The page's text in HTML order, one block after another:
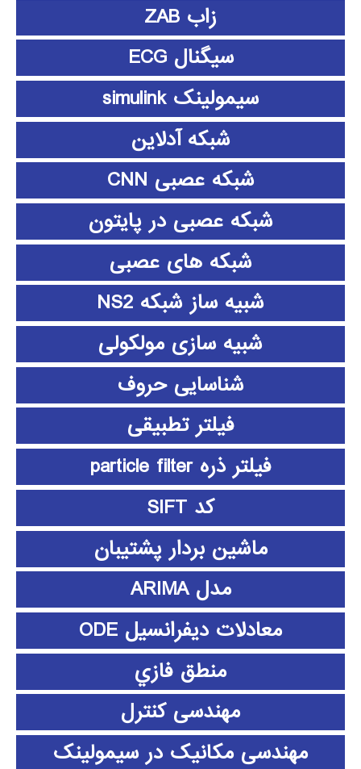
زاب ZAB
سیگنال ECG
سیمولینک simulink
شبکه آدلاین
شبکه عصبی CNN
شبکه عصبی در پایتون
شبکه های عصبی
شبیه ساز شبکه NS2
شبیه سازی مولکولی
شناسایی حروف
فیلتر تطبیقی
فیلتر ذره particle filter
کد SIFT
ماشین بردار پشتیبان
مدل ARIMA
معادلات دیفرانسیل ODE
منطق فازي
مهندسی کنترل
مهندسی مکانیک در سیمولینک